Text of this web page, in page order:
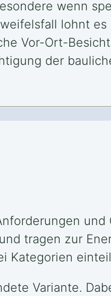
wenn
lohnt
Vor-Ort-
der
und
tragen zur
Kategorien
Variante.